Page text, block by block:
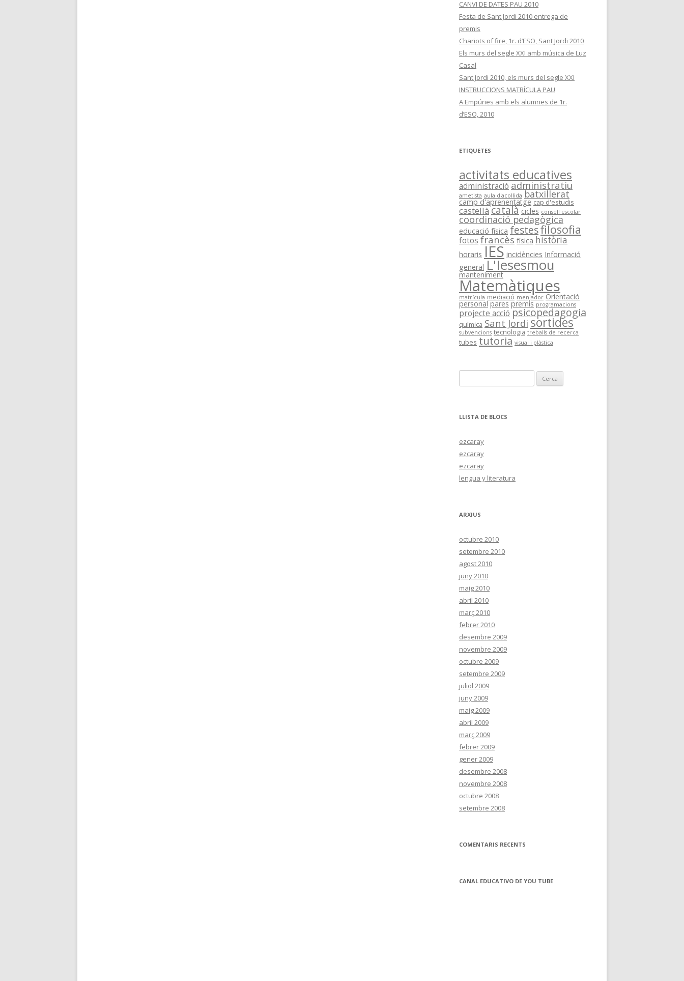
CANVI DE DATES PAU 2010
Festa de Sant Jordi 2010 entrega de
premis
Chariots of fire, 1r. d’ESO, Sant Jordi 2010
Els murs del segle XXI amb música de Luz
Casal
Sant Jordi 2010, els murs del segle XXI
INSTRUCCIONS MATRÍCULA PAU
A Empúries amb els alumnes de 1r.
d’ESO, 2010
ETIQUETES
activitats educatives
administració administratiu
ametista aula d'acollida batxillerat
camp d'aprenentatge cap d'estudis
castellà català cicles consell escolar
coordinació pedagògica
educació física festesfilosofia
fotos francès física història
horaris IES incidències Informació
general L'Iesesmou
manteniment
Matemàtiques
matrícula mediació menjador Orientació
personal pares premis programacions
projecte acció psicopedagogia
quìmica Sant Jordi sortides
subvencions tecnologia treballs de recerca
tubes tutoria visual i plàstica
e
cLLISTA DE BLOCS
ezcaray
ezcaray
ezcaray
lengua y literatura
ARXIUS
octubre 2010
setembre 2010
agost 2010
juny 2010
maig 2010
abril 2010
març 2010
febrer 2010
desembre 2009
novembre 2009
octubre 2009
setembre 2009
juliol 2009
juny 2009
maig 2009
abril 2009
març 2009
febrer 2009
gener 2009
desembre 2008
novembre 2008
octubre 2008
setembre 2008
COMENTARIS RECENTS
CANAL EDUCATIVO DE YOU TUBE